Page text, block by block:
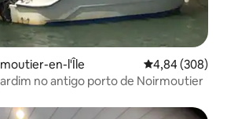
en-l'Île 4,84 de uma
4,84 (308)
no antigo porto de Noirmoutier